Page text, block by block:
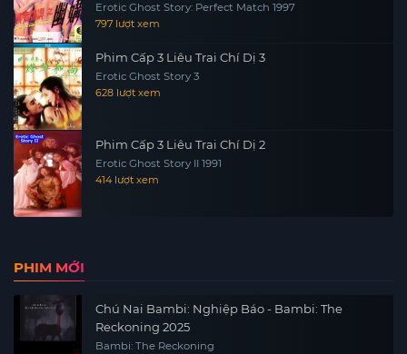
Erotic Ghost Story: Perfect Match 1997
797 lượt xem
Phim Cấp 3 Liêu Trai Chí Dị 3
Erotic Ghost Story 3
628 lượt xem
Phim Cấp 3 Liêu Trai Chí Dị 2
Erotic Ghost Story II 1991
414 lượt xem
PHIM MỚI
Chú Nai Bambi: Nghiệp Báo - Bambi: The
Reckoning 2025
Bambi: The Reckoning